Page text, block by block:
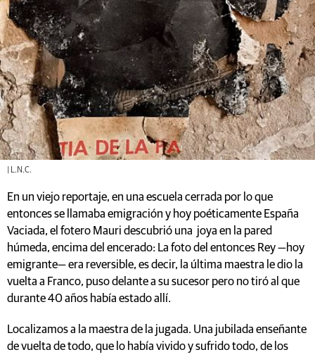
| L.N.C.
En un viejo reportaje, en una escuela cerrada por lo que
entonces se llamaba emigración y hoy poéticamente España
Vaciada, el fotero Mauri descubrió una joya en la pared
húmeda, encima del encerado: La foto del entonces Rey —hoy
emigrante— era reversible, es decir, la última maestra le dio la
vuelta a Franco, puso delante a su sucesor pero no tiró al que
durante 40 años había estado allí.
Localizamos a la maestra de la jugada. Una jubilada enseñante
de vuelta de todo, que lo había vivido y sufrido todo, de los